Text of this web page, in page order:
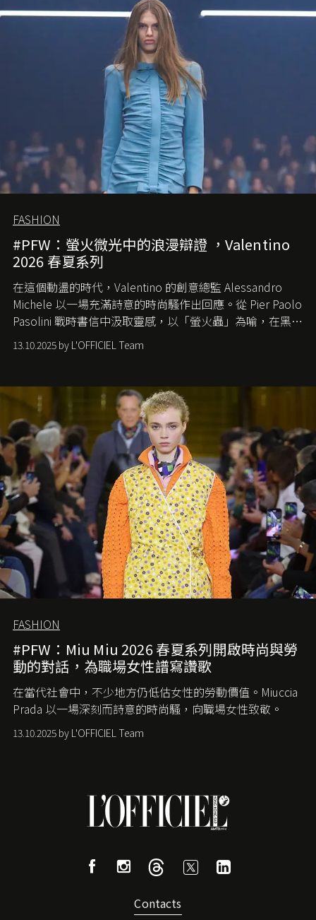
FASHION
#PFW：螢火微光中的浪漫辯證 ，Valentino
2026 春夏系列
在這個動盪的時代， Valentino 的創意總監 Alessandro
Michele 以一場充滿詩意的時尚騷作出回應。從 Pier Paolo
Pasolini 戰時書信中汲取靈感，以「螢火蟲」為喻，在黑暗
中找尋希望的微光。
13.10.2025 by L'OFFICIEL Team
FASHION
#PFW：Miu Miu 2026 春夏系列開啟時尚與勞
動的對話，為職場女性譜寫讚歌
在當代社會中，不少地方仍低估女性的勞動價值。 Miuccia
Prada 以一場深刻而詩意的時尚騷，向職場女性致敬。
13.10.2025 by L'OFFICIEL Team
Contacts